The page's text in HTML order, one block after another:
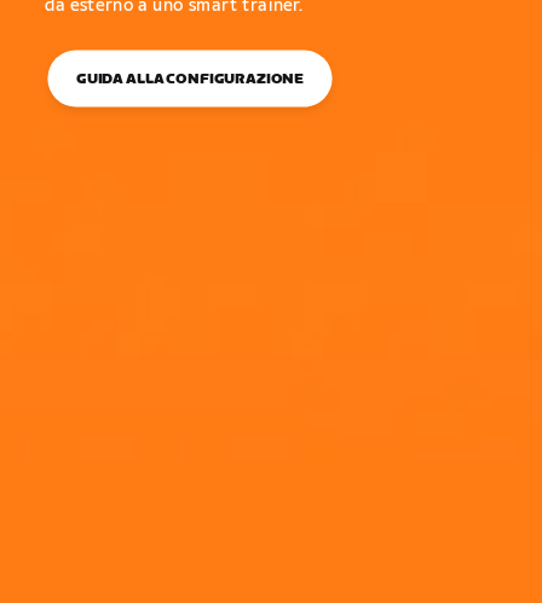
da esterno a uno smart trainer.
GUIDA ALLA CONFIGURAZIONE